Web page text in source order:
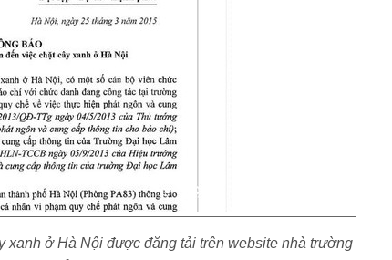
xanh ở Hà Nội được đăng tải trên website nhà trường